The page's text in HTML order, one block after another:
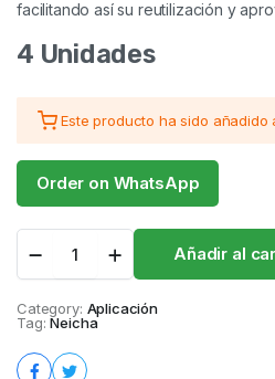
facilitando así su reutilización y
4 Unidades
Este producto ha sido añadido
Order on WhatsApp
con
aguja
pegamento
Añadir al
Category: Aplicación
Tag: Neicha